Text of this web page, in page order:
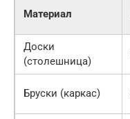
Материал
Доски
(столешница)
Бруски (каркас)